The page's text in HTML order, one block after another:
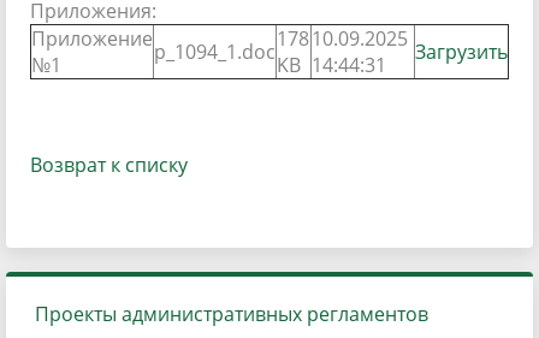
Приложения:
Приложение
№1
p_1094_1.doc178
KB
10.09.2025
14:44:31
Загрузить
Возврат к списку
Проекты административных регламентов